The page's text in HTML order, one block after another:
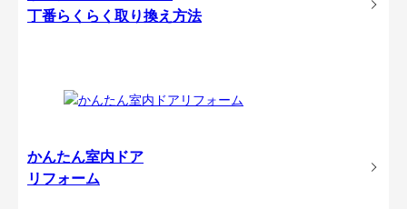
丁番らくらく取り換え方法
かんたん室内ドア
リフォーム